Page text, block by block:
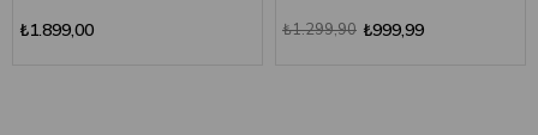
₺1.899,00 ₺999,99
₺1.299,90